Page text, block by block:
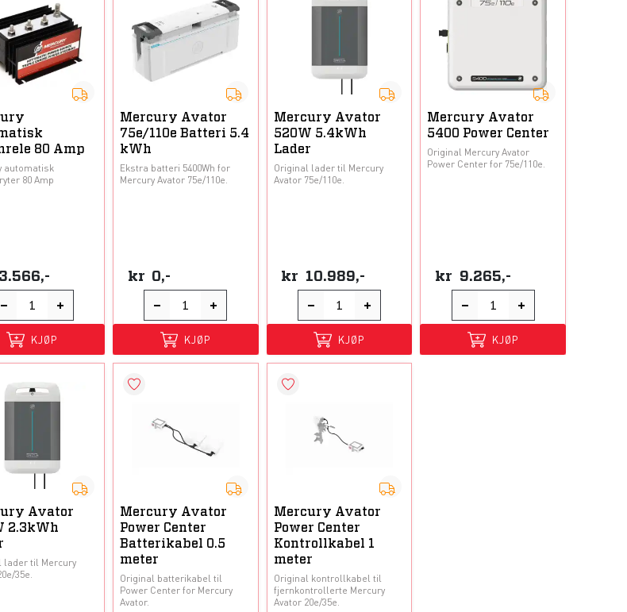
80 Amp
automatisk
80 Amp
3.566,-
KJØP
Mercury Avator
75e/110e Batteri 5.4
kWh
Ekstra batteri 5400Wh for
Mercury Avator 75e/110e.
kr 0,-
KJØP
Mercury Avator
520W 5.4kWh
Lader
Original lader til Mercury
Avator 75e/110e.
kr 10.989,-
KJØP
Mercury Avator
5400 Power Center
Original Mercury Avator
Power Center for 75e/110e.
kr 9.265,-
KJØP
Avator
2.3kWh
lader til Mercury
35e.
Mercury Avator
Power Center
Batterikabel 0.5
meter
Original batterikabel til
Power Center for Mercury
Avator.
Mercury Avator
Power Center
Kontrollkabel 1
meter
Original kontrollkabel til
fjernkontrollerte Mercury
Avator 20e/35e.